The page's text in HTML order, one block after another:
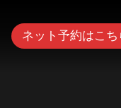
ネット予約はこち